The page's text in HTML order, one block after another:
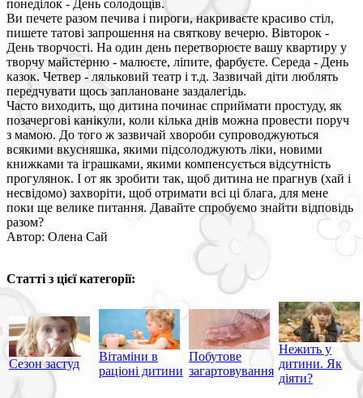
понеділок - День солодощів.
Ви печете разом печива і пироги, накриваєте красиво стіл,
пишете татові запрошення на святкову вечерю. Вівторок -
День творчості. На один день перетворюєте вашу квартиру у
творчу майстерню - малюєте, ліпите, фарбуєте. Середа - День
казок. Четвер - ляльковий театр і т.д. Зазвичай діти люблять
передчувати щось заплановане заздалегідь.
Часто виходить, що дитина починає сприймати простуду, як
позачергові канікули, коли кілька днів можна провести поруч
з мамою. До того ж зазвичай хвороби супроводжуються
всякими вкусняшка, якими підсолоджують ліки, новими
книжками та іграшками, якими компенсується відсутність
прогулянок. І от як зробити так, щоб дитина не прагнув (хай і
несвідомо) захворіти, щоб отримати всі ці блага, для мене
поки ще велике питання. Давайте спробуємо знайти відповідь
разом?
Автор: Олена Сай
Статті з цієї категорії:
Сезон застуд
Вітаміни в
раціоні дитини
Побутове
загартовування
Нежить у
дитини. Як
діяти?